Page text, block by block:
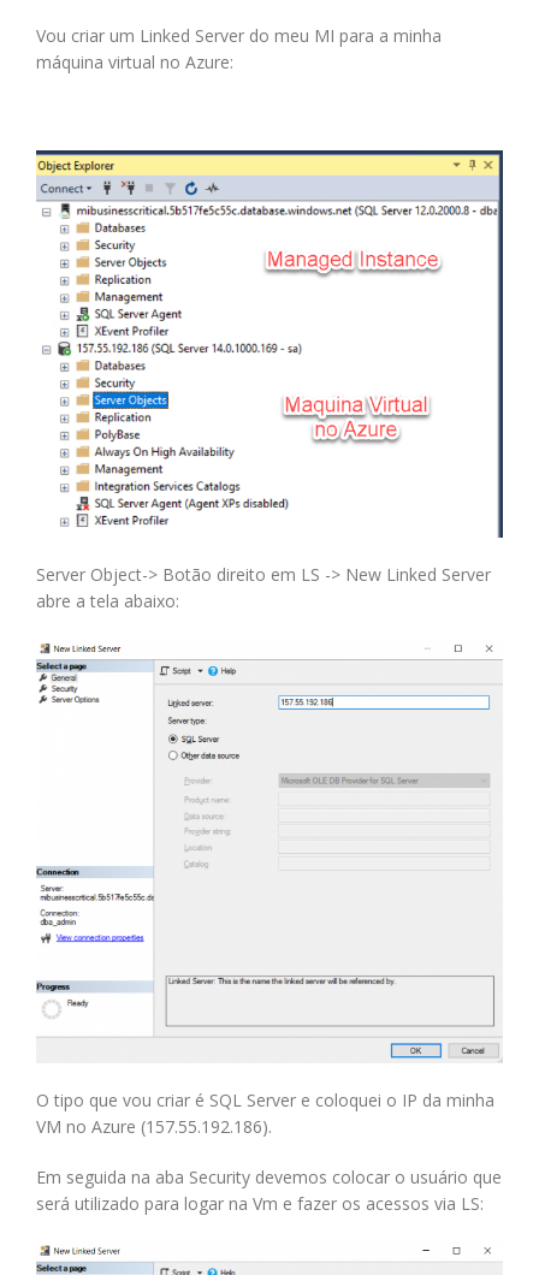
Vou criar um Linked Server do meu MI para a minha
máquina virtual no Azure:
Server Object-> Botão direito em LS -> New Linked Server
abre a tela abaixo:
O tipo que vou criar é SQL Server e coloquei o IP da minha
VM no Azure (157.55.192.186).
Em seguida na aba Security devemos colocar o usuário que
será utilizado para logar na Vm e fazer os acessos via LS: